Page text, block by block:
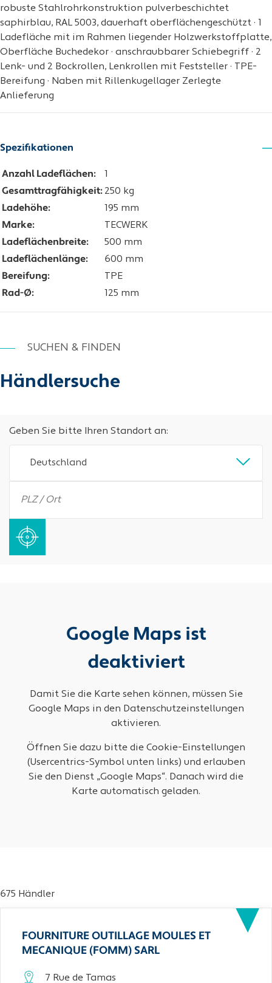
robuste Stahlrohrkonstruktion pulverbeschichtet
saphirblau, RAL 5003, dauerhaft oberflächengeschützt · 1
Ladefläche mit im Rahmen liegender Holzwerkstoffplatte,
Oberfläche Buchedekor · anschraubbarer Schiebegriff · 2
Lenk- und 2 Bockrollen, Lenkrollen mit Feststeller · TPE-
Bereifung · Naben mit Rillenkugellager Zerlegte
Anlieferung
Spezifikationen
Anzahl Ladeflächen:
Gesamttragfähigkeit: 250 kg
Ladehöhe:
195 mm
Marke:
TECWERK
Ladeflächenbreite:
500 mm
Ladeflächenlänge:
600 mm
Bereifung:
TPE
Rad-Ø:
125 mm
SUCHEN & FINDEN
Händlersuche
Geben Sie bitte Ihren Standort an:
Deutschland
Google Maps ist
deaktiviert
Damit Sie die Karte sehen können, müssen Sie
Google Maps in den Datenschutzeinstellungen
aktivieren.
Öffnen Sie dazu bitte die Cookie-Einstellungen
(Usercentrics-Symbol unten links) und erlauben
Sie den Dienst „Google Maps“. Danach wird die
Karte automatisch geladen.
675 Händler
FOURNITURE OUTILLAGE MOULES ET
MECANIQUE (FOMM) SARL
7 Rue de Tamas